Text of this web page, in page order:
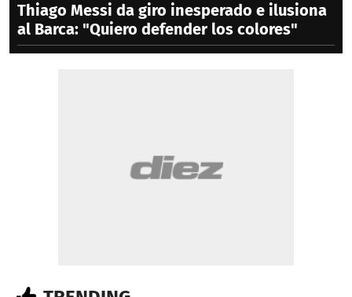
Thiago Messi da giro inesperado e ilusiona
al Barca: "Quiero defender los colores"